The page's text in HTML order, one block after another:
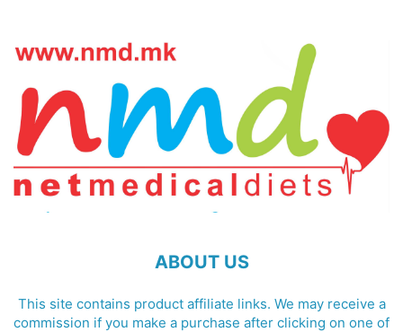
ABOUT US
This site contains product affiliate links. We may receive a
commission if you make a purchase after clicking on one of